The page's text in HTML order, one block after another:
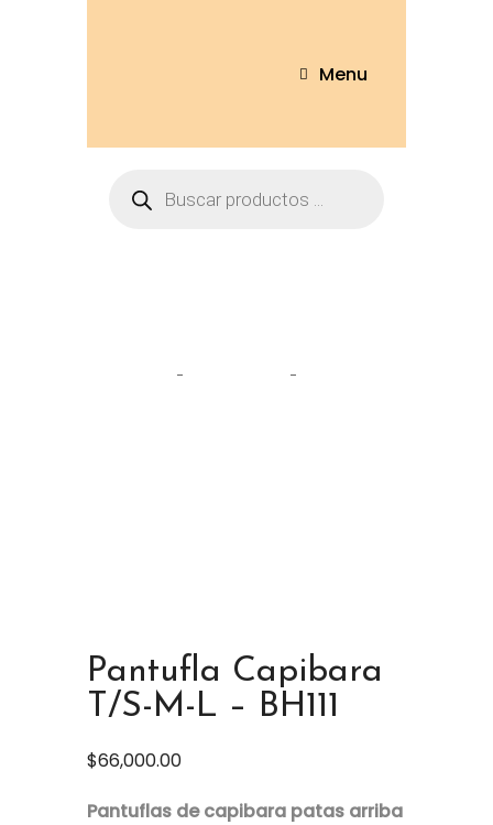
Menu
Pantufla Capibara
T/S-M-L – BH111
$66,000.00
Pantuflas de capibara patas arriba